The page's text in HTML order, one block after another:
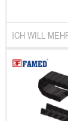
ICH WILL